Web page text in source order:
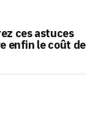
ces astuces
enfin le coût de